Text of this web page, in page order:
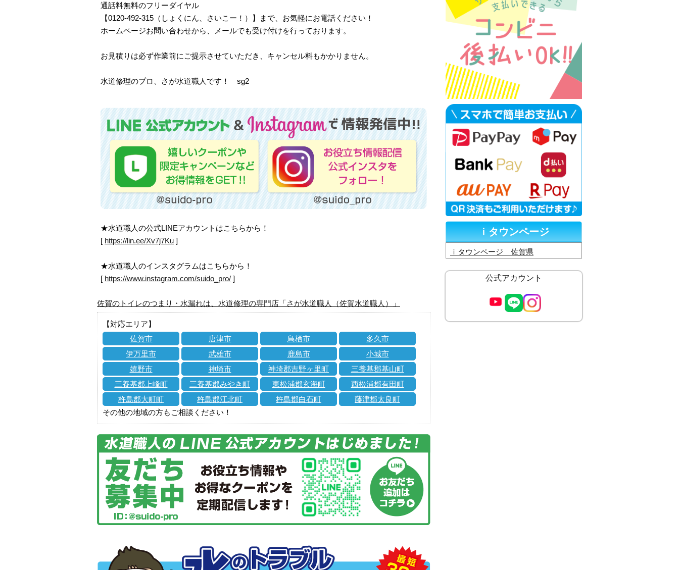
通話料無料のフリーダイヤル
【0120-492-315（しょくにん、さいこー！）】まで、お気軽にお電話ください！
ホームページお問い合わせから、メールでも受け付けを行っております。
お見積りは必ず作業前にご提示させていただき、キャンセル料もかかりません。
水道修理のプロ、さが水道職人です！ sg2
★水道職人の公式LINEアカウントはこちらから！
[ https://lin.ee/Xv7j7Ku ]
★水道職人のインスタグラムはこちらから！
[ https://www.instagram.com/suido_pro/ ]
佐賀のトイレのつまり・水漏れは、水道修理の専門店「さが水道職人（佐賀水道職人）」
【対応エリア】
佐賀市
唐津市 鳥栖市
多久市
伊万里市
武雄市 鹿島市
小城市
嬉野市
神埼市 神埼郡吉野ヶ里町
三養基郡基山町
三養基郡上峰町
三養基郡みやき町 東松浦郡玄海町
西松浦郡有田町
杵島郡大町町
杵島郡江北町 杵島郡白石町
藤津郡太良町
その他の地域の方もご相談ください！
ｉタウンページ
ｉタウンページ 佐賀県
公式アカウント